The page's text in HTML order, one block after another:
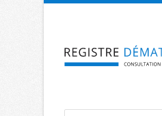
Aller à la navigation Aller au contenu